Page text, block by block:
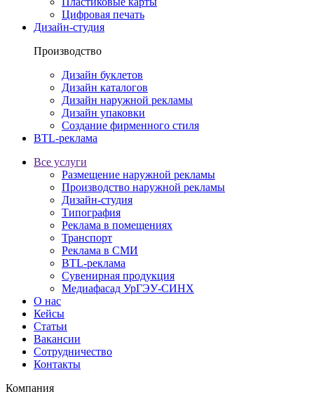
Цифровая печать
Дизайн-студия
Производство
Дизайн буклетов
Дизайн каталогов
Дизайн наружной рекламы
Дизайн упаковки
Создание фирменного стиля
BTL-реклама
Все услуги
Размещение наружной рекламы
Производство наружной рекламы
Дизайн-студия
Типография
Реклама в помещениях
Транспорт
Реклама в СМИ
BTL-реклама
Сувенирная продукция
Медиафасад УрГЭУ-СИНХ
О нас
Кейсы
Статьи
Вакансии
Сотрудничество
Контакты
Компания